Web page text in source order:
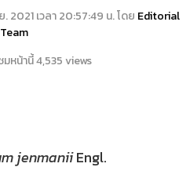
2021 เวลา 20:57:49 น. โดย Editorial
Team
มหน้านี้ 4,535 views
jenmaniiEngl.